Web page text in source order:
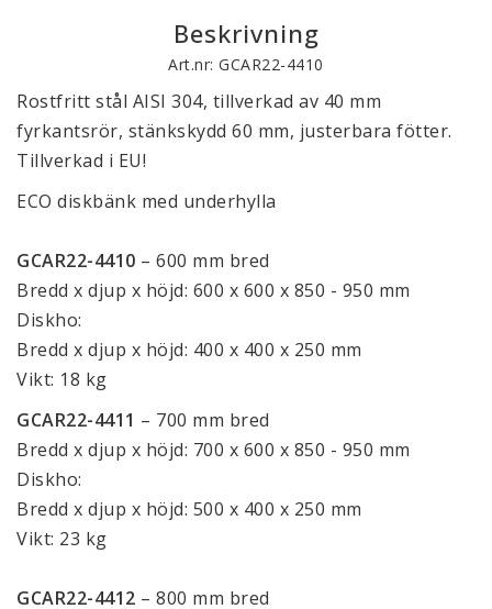
Beskrivning
Art.nr: GCAR22-4410
Rostfritt stål AISI 304, tillverkad av 40 mm
fyrkantsrör, stänkskydd 60 mm, justerbara fötter.
Tillverkad i EU!
ECO diskbänk med underhylla
GCAR22-4410 – 600 mm bred
Bredd x djup x höjd: 600 x 600 x 850 - 950 mm
Diskho:
Bredd x djup x höjd: 400 x 400 x 250 mm
Vikt: 18 kg
GCAR22-4411 – 700 mm bred
Bredd x djup x höjd: 700 x 600 x 850 - 950 mm
Diskho:
Bredd x djup x höjd: 500 x 400 x 250 mm
Vikt: 23 kg
GCAR22-4412 – 800 mm bred